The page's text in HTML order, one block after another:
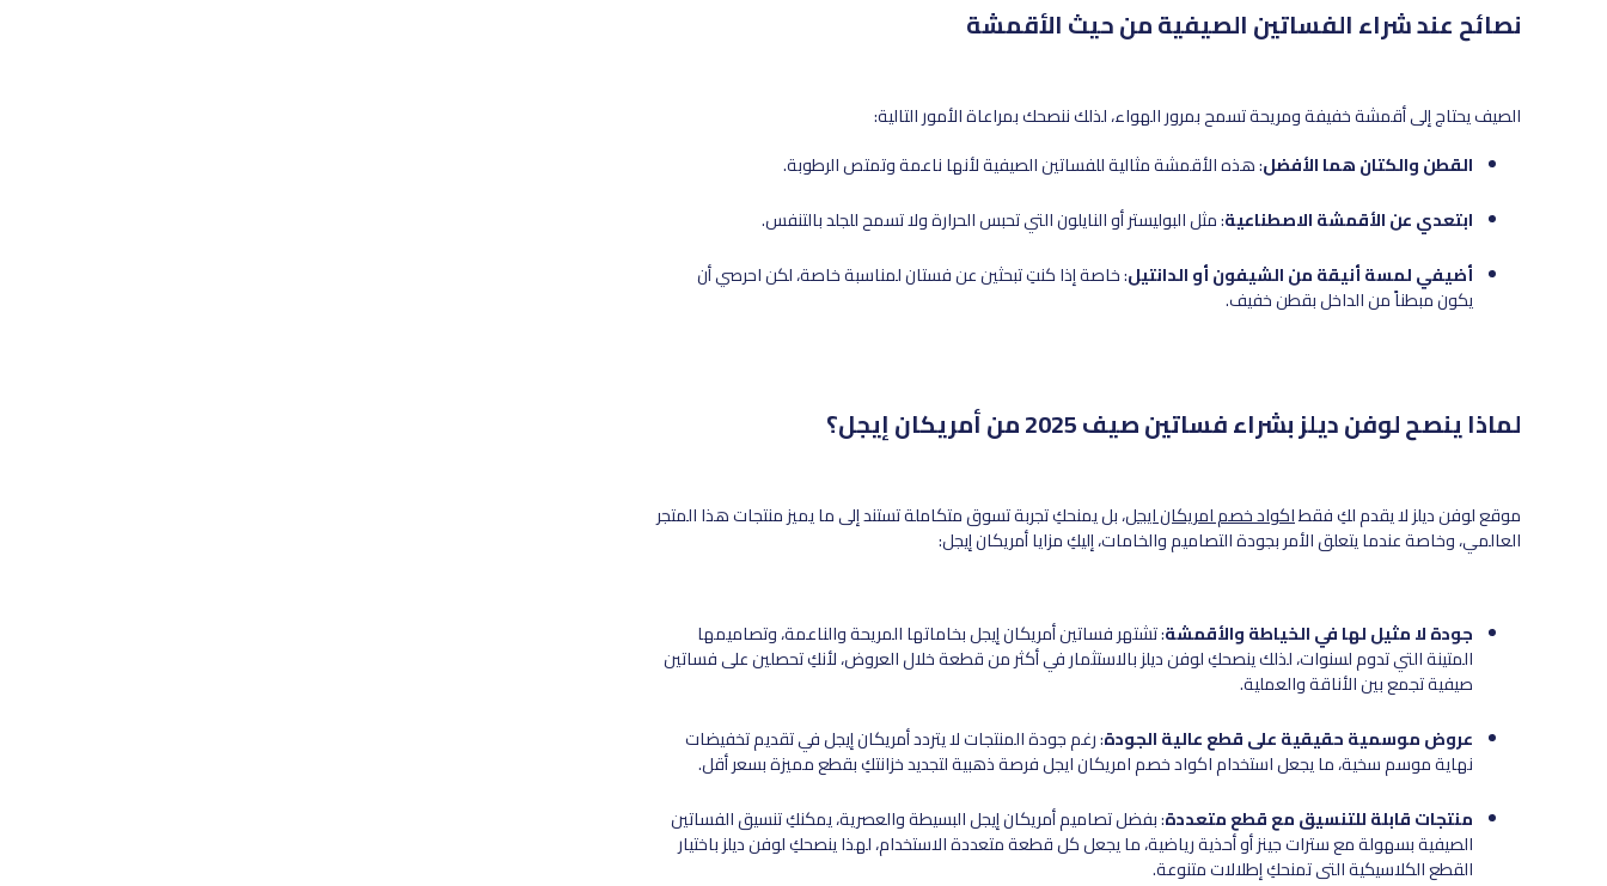
نصائح عند شراء الفساتين الصيفية من حيث الأقمشة
الصيف يحتاج إلى أقمشة خفيفة ومريحة تسمح بمرور الهواء، لذلك ننصحك بمراعاة الأمور التالية:
القطن والكتان هما الأفضل: هذه الأقمشة مثالية للفساتين الصيفية لأنها ناعمة وتمتص الرطوبة.
ابتعدي عن الأقمشة الاصطناعية: مثل البوليستر أو النايلون التي تحبس الحرارة ولا تسمح للجلد بالتنفس.
أضيفي لمسة أنيقة من الشيفون أو الدانتيل: خاصة إذا كنتِ تبحثين عن فستان لمناسبة خاصة، لكن احرصي أن
يكون مبطناً من الداخل بقطن خفيف.
لماذا ينصح لوفن ديلز بشراء فساتين صيف 2025 من أمريكان إيجل؟
موقع لوفن ديلز لا يقدم لكِ فقطاكواد خصم امريكان ايجل، بل يمنحكِ تجربة تسوق متكاملة تستند إلى ما يميز منتجات هذا المتجر
العالمي، وخاصة عندما يتعلق الأمر بجودة التصاميم والخامات، إليكِ مزايا أمريكان إيجل:
جودة لا مثيل لها في الخياطة والأقمشة: تشتهر فساتين أمريكان إيجل بخاماتها المريحة والناعمة، وتصاميمها
المتينة التي تدوم لسنوات، لذلك ينصحكِ لوفن ديلز بالاستثمار في أكثر من قطعة خلال العروض، لأنكِ تحصلين على فساتين
صيفية تجمع بين الأناقة والعملية.
عروض موسمية حقيقية على قطع عالية الجودة: رغم جودة المنتجات لا يتردد أمريكان إيجل في تقديم تخفيضات
نهاية موسم سخية، ما يجعل استخدام اكواد خصم امريكان ايجل فرصة ذهبية لتجديد خزانتكِ بقطع مميزة بسعر أقل.
منتجات قابلة للتنسيق مع قطع متعددة: بفضل تصاميم أمريكان إيجل البسيطة والعصرية، يمكنكِ تنسيق الفساتين
الصيفية بسهولة مع سترات جينز أو أحذية رياضية، ما يجعل كل قطعة متعددة الاستخدام، لهذا ينصحكِ لوفن ديلز باختيار
القطع الكلاسيكية التي تمنحكِ إطلالات متنوعة.